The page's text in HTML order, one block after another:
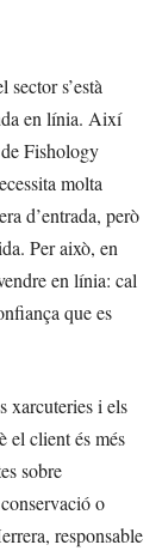
s’està
en línia. Així
Fishology
molta
d’entrada, però
Per això, en
en línia: cal
que es
xarcuteries i els
el client és més
sobre
o
responsable